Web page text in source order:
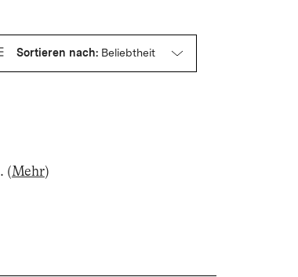
Sortieren nach: Beliebtheit
. (Mehr)